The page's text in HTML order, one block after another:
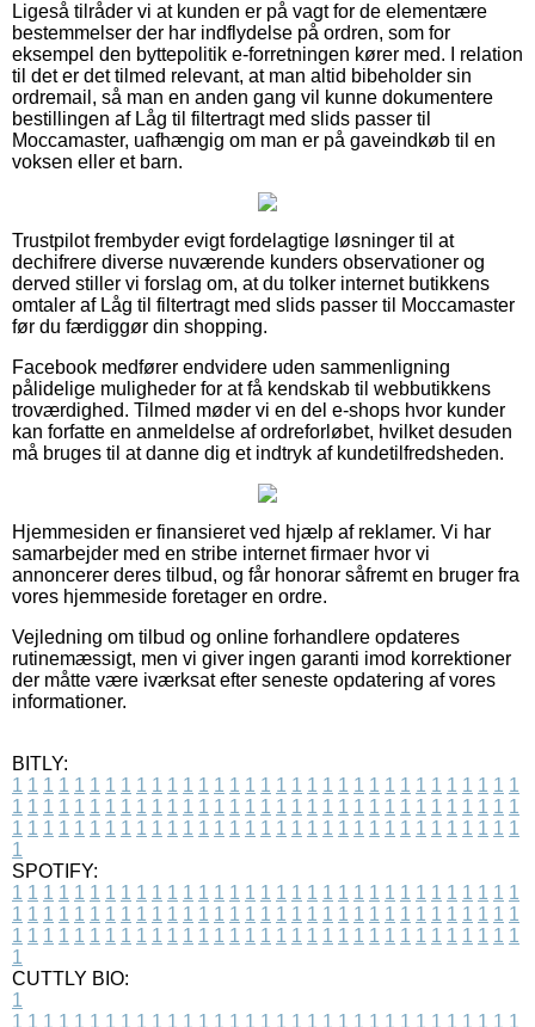
Ligeså tilråder vi at kunden er på vagt for de elementære
bestemmelser der har indflydelse på ordren, som for
eksempel den byttepolitik e-forretningen kører med. I relation
til det er det tilmed relevant, at man altid bibeholder sin
ordremail, så man en anden gang vil kunne dokumentere
bestillingen af Låg til filtertragt med slids passer til
Moccamaster, uafhængig om man er på gaveindkøb til en
voksen eller et barn.
Trustpilot frembyder evigt fordelagtige løsninger til at
dechifrere diverse nuværende kunders observationer og
derved stiller vi forslag om, at du tolker internet butikkens
omtaler af Låg til filtertragt med slids passer til Moccamaster
før du færdiggør din shopping.
Facebook medfører endvidere uden sammenligning
pålidelige muligheder for at få kendskab til webbutikkens
troværdighed. Tilmed møder vi en del e-shops hvor kunder
kan forfatte en anmeldelse af ordreforløbet, hvilket desuden
må bruges til at danne dig et indtryk af kundetilfredsheden.
Hjemmesiden er finansieret ved hjælp af reklamer. Vi har
samarbejder med en stribe internet firmaer hvor vi
annoncerer deres tilbud, og får honorar såfremt en bruger fra
vores hjemmeside foretager en ordre.
Vejledning om tilbud og online forhandlere opdateres
rutinemæssigt, men vi giver ingen garanti imod korrektioner
der måtte være iværksat efter seneste opdatering af vores
informationer.
BITLY:
1 1 1 1 1 1 1 1 1 1 1 1 1 1 1 1 1 1 1 1 1 1 1 1 1 1 1 1 1 1 1 1 1
1 1 1 1 1 1 1 1 1 1 1 1 1 1 1 1 1 1 1 1 1 1 1 1 1 1 1 1 1 1 1 1 1
1 1 1 1 1 1 1 1 1 1 1 1 1 1 1 1 1 1 1 1 1 1 1 1 1 1 1 1 1 1 1 1 1
1
SPOTIFY:
1 1 1 1 1 1 1 1 1 1 1 1 1 1 1 1 1 1 1 1 1 1 1 1 1 1 1 1 1 1 1 1 1
1 1 1 1 1 1 1 1 1 1 1 1 1 1 1 1 1 1 1 1 1 1 1 1 1 1 1 1 1 1 1 1 1
1 1 1 1 1 1 1 1 1 1 1 1 1 1 1 1 1 1 1 1 1 1 1 1 1 1 1 1 1 1 1 1 1
1
CUTTLY BIO:
1
1 1 1 1 1 1 1 1 1 1 1 1 1 1 1 1 1 1 1 1 1 1 1 1 1 1 1 1 1 1 1 1 1